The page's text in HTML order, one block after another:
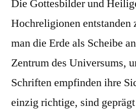
Die Gottesbilder und
Hochreligionen entstanden
man die Erde als Scheibe
Zentrum des Universums,
Schriften empfinden ihre
einzig richtige, sind